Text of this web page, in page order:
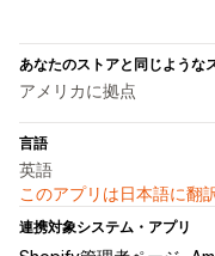
あなたのストアと同じような
アメリカに拠点
言語
英語
このアプリは日本語に翻
連携対象システム・アプリ